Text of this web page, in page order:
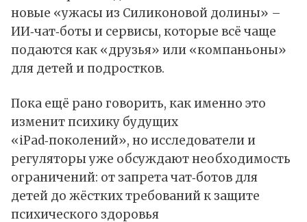
новые «ужасы из Силиконовой долины» –
ИИ‑чат‑боты и сервисы, которые всё чаще
подаются как «друзья» или «компаньоны»
для детей и подростков.
Пока ещё рано говорить, как именно это
изменит психику будущих
«iPad‑поколений», но исследователи и
регуляторы уже обсуждают необходимость
ограничений: от запрета чат‑ботов для
детей до жёстких требований к защите
психического здоровья